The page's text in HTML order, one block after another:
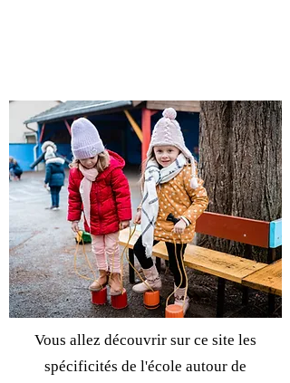
Vous allez découvrir sur ce site les
spécificités de l'école autour de